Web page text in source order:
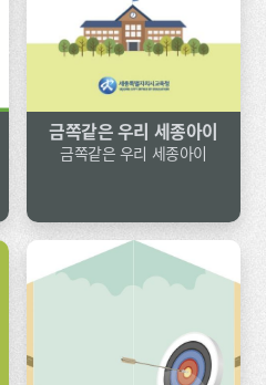
금쪽같은 우리 세종아이
금쪽같은 우리 세종아이